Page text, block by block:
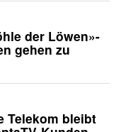
der Löwen»-
gehen zu
Telekom bleibt